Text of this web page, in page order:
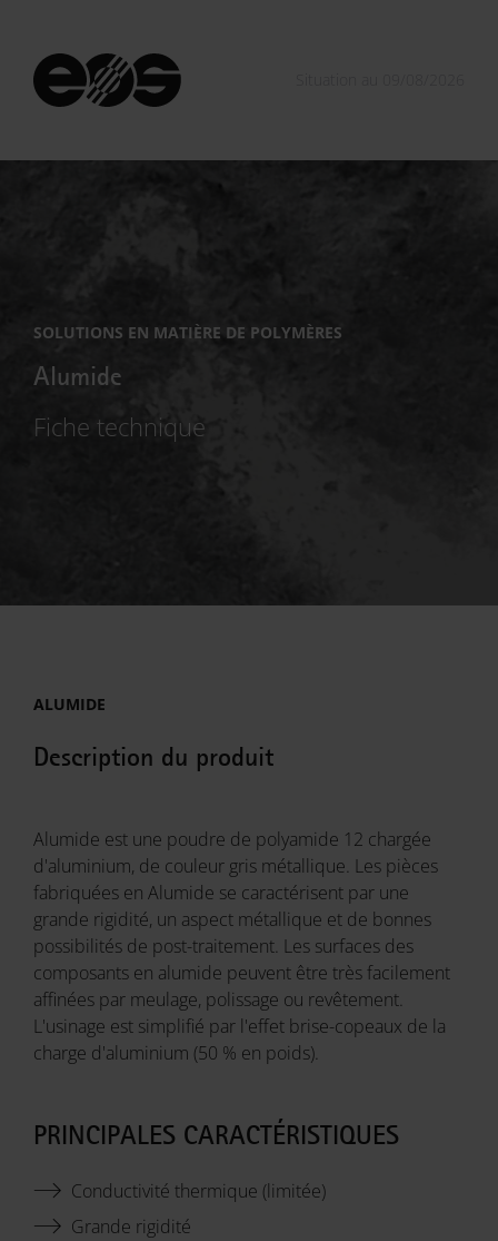
SOLUTIONS EN MATIÈRE DE POLYMÈRES
Alumide
Fiche technique
ALUMIDE
Description du produit
Alumide est une poudre de polyamide 12 chargée
d'aluminium, de couleur gris métallique. Les pièces
fabriquées en Alumide se caractérisent par une
grande rigidité, un aspect métallique et de bonnes
possibilités de post-traitement. Les surfaces des
composants en alumide peuvent être très facilement
affinées par meulage, polissage ou revêtement.
L'usinage est simplifié par l'effet brise-copeaux de la
charge d'aluminium (50 % en poids).
PRINCIPALES CARACTÉRISTIQUES
Conductivité thermique (limitée)
Grande rigidité